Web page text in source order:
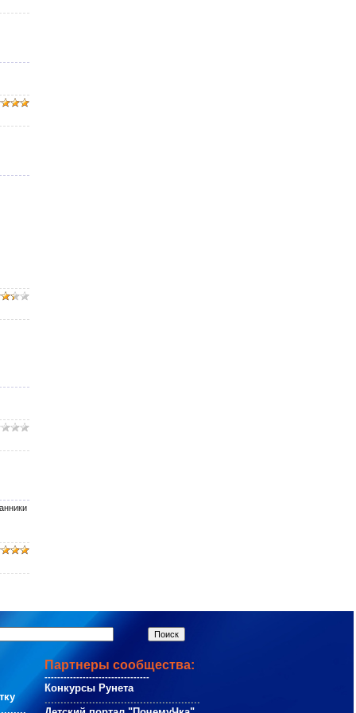
Партнеры сообщества:
---------------------------------
Конкурсы Рунета
.................................................